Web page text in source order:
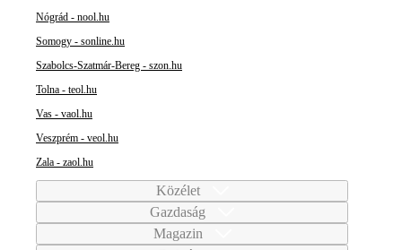
Nógrád - nool.hu
Somogy - sonline.hu
Szabolcs-Szatmár-Bereg - szon.hu
Tolna - teol.hu
Vas - vaol.hu
Veszprém - veol.hu
Zala - zaol.hu
Közélet
Gazdaság
Magazin